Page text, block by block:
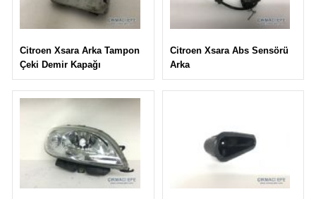
Citroen Xsara Arka Tampon
Çeki Demir Kapağı
Citroen Xsara Abs Sensörü
Arka